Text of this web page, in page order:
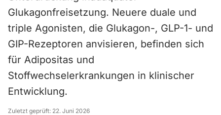
Glukagonfreisetzung. Neuere duale und
triple Agonisten, die Glukagon-, GLP-1- und
GIP-Rezeptoren anvisieren, befinden sich
für Adipositas und
Stoffwechselerkrankungen in klinischer
Entwicklung.
Zuletzt geprüft: 22. Juni 2026